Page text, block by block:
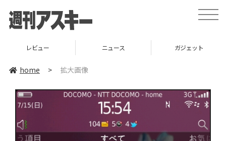
toggle
レビュー ニュース ガジェット
home > 拡大画像